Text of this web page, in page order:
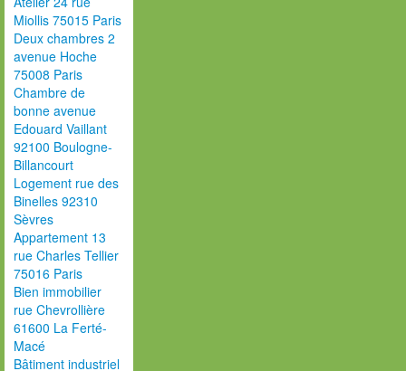
Miollis 75015 Paris
Deux chambres 2
avenue Hoche
75008 Paris
Chambre de
bonne avenue
Edouard Vaillant
92100 Boulogne-
Billancourt
Logement rue des
Binelles 92310
Sèvres
Appartement 13
rue Charles Tellier
75016 Paris
Bien immobilier
rue Chevrollière
61600 La Ferté-
Macé
Bâtiment industriel